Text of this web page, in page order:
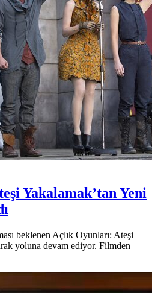
Yakalamak’tan Yeni
beklenen Açlık Oyunları: Ateşi
yoluna devam ediyor. Filmden